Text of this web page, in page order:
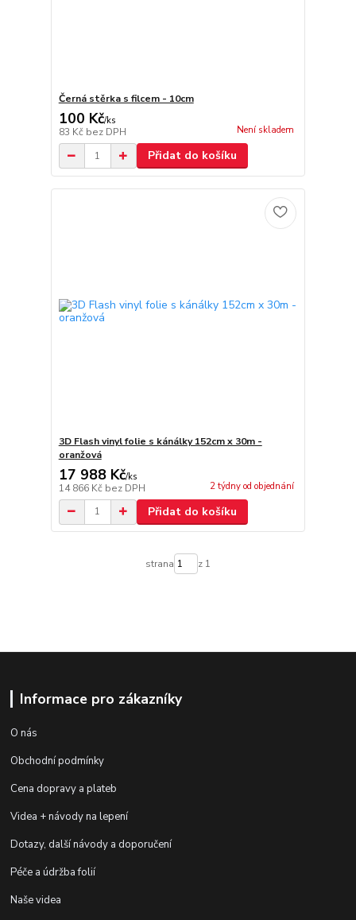
Černá stěrka s filcem - 10cm
100 Kč/ks
83 Kč bez DPH Není skladem
Přidat do košíku
3D Flash vinyl folie s kánálky 152cm x 30m -
oranžová
17 988 Kč/ks
14 866 Kč bez DPH 2 týdny od objednání
Přidat do košíku
strana z 1
Informace pro zákazníky
O nás
Obchodní podmínky
Cena dopravy a plateb
Videa + návody na lepení
Dotazy, další návody a doporučení
Péče a údržba folií
Naše videa